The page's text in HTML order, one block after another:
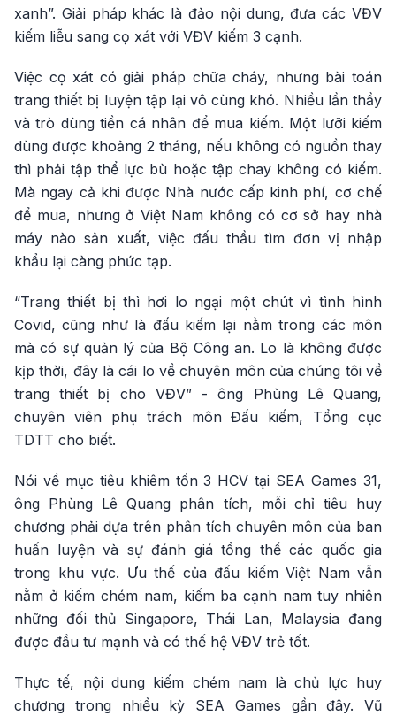
xanh”. Giải pháp khác là đảo nội dung, đưa các VĐV
kiếm liễu sang cọ xát với VĐV kiếm 3 cạnh.
Việc cọ xát có giải pháp chữa cháy, nhưng bài toán
trang thiết bị luyện tập lại vô cùng khó. Nhiều lần thầy
và trò dùng tiền cá nhân để mua kiếm. Một lưỡi kiếm
dùng được khoảng 2 tháng, nếu không có nguồn thay
thì phải tập thể lực bù hoặc tập chay không có kiếm.
Mà ngay cả khi được Nhà nước cấp kinh phí, cơ chế
để mua, nhưng ở Việt Nam không có cơ sở hay nhà
máy nào sản xuất, việc đấu thầu tìm đơn vị nhập
khẩu lại càng phức tạp.
“Trang thiết bị thì hơi lo ngại một chút vì tình hình
Covid, cũng như là đấu kiếm lại nằm trong các môn
mà có sự quản lý của Bộ Công an. Lo là không được
kịp thời, đây là cái lo về chuyên môn của chúng tôi về
trang thiết bị cho VĐV” - ông Phùng Lê Quang,
chuyên viên phụ trách môn Đấu kiếm, Tổng cục
TDTT cho biết.
Nói về mục tiêu khiêm tốn 3 HCV tại SEA Games 31,
ông Phùng Lê Quang phân tích, mỗi chỉ tiêu huy
chương phải dựa trên phân tích chuyên môn của ban
huấn luyện và sự đánh giá tổng thể các quốc gia
trong khu vực. Ưu thế của đấu kiếm Việt Nam vẫn
nằm ở kiếm chém nam, kiếm ba cạnh nam tuy nhiên
những đối thủ Singapore, Thái Lan, Malaysia đang
được đầu tư mạnh và có thế hệ VĐV trẻ tốt.
Thực tế, nội dung kiếm chém nam là chủ lực huy
chương trong nhiều kỳ SEA Games gần đây. Vũ